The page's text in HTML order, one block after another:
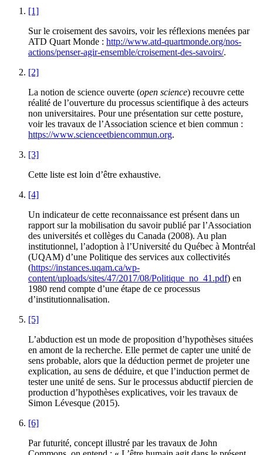
[1]
Sur le croisement des savoirs, voir les réflexions menées par
ATD Quart Monde : http://www.atd-quartmonde.org/nos-
actions/penser-agir-ensemble/croisement-des-savoirs/.
[2]
La notion de science ouverte (open science) recouvre cette
réalité de l’ouverture du processus scientifique à des acteurs
non universitaires. Pour une présentation sur cette posture,
voir les travaux de l’Association science et bien commun :
https://www.scienceetbiencommun.org.
[3]
Cette liste est loin d’être exhaustive.
[4]
Un indicateur de cette reconnaissance est présent dans un
rapport sur la mobilisation du savoir publié par l’Association
des universités et collèges du Canada (2008). Au plan
institutionnel, l’adoption à l’Université du Québec à Montréal
(UQAM) d’une Politique des services aux collectivités
(https://instances.uqam.ca/wp-
content/uploads/sites/47/2017/08/Politique_no_41.pdf) en
1980 rend compte d’une étape de ce processus
d’institutionnalisation.
[5]
L’abduction est un mode de proposition d’hypothèses situées
en amont de la recherche. Elle permet de capter une unité de
sens probable, alors que la déduction permet de projeter une
explication, au sens de déduire, et que l’induction permet de
tester une unité de sens. Sur le processus abductif piercien de
production d’hypothèses explicatives, voir les travaux de
Simon Lévesque (2015).
[6]
Par futurité, concept illustré par les travaux de John